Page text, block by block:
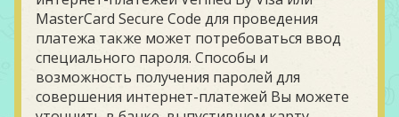
MasterCard Secure Code для проведения
платежа также может потребоваться ввод
специального пароля. Способы и
возможность получения паролей для
совершения интернет-платежей Вы можете